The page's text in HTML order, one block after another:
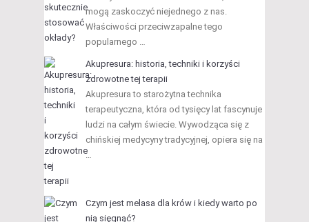
mogą zaskoczyć niejednego z nas.
Właściwości przeciwzapalne tego
popularnego …
Akupresura: historia, techniki i korzyści
zdrowotne tej terapii
Akupresura to starożytna technika
terapeutyczna, która od tysięcy lat fascynuje
ludzi na całym świecie. Wywodząca się z
chińskiej medycyny tradycyjnej, opiera się na
…
Czym jest melasa dla krów i kiedy warto po
nią sięgnąć?